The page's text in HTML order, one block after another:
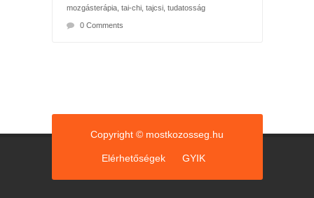
mozgásterápia, tai-chi, tajcsi, tudatosság
0 Comments
Copyright © mostkozosseg.hu
Elérhetőségek GYIK